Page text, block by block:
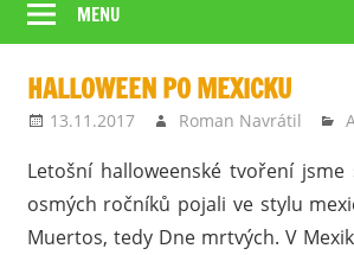
MENU
HALLOWEEN PO MEXICKU
13.11.2017 Roman Navrátil
Letošní halloweenské tvoření jsme
osmých ročníků pojali ve stylu
Muertos, tedy Dne mrtvých. V